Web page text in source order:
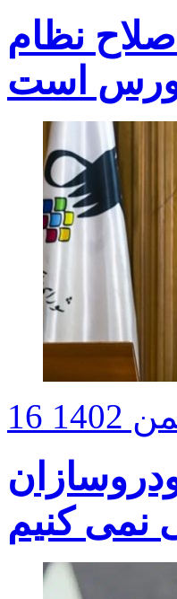
نظام
بورس است
1402
نمی کنیم